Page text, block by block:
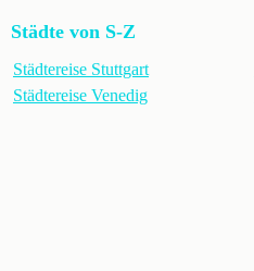
Städte von S-Z
Städtereise Stuttgart
Städtereise Venedig